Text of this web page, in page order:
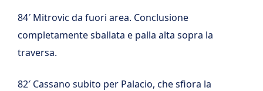
84′ Mitrovic da fuori area. Conclusione
completamente sballata e palla alta sopra la
traversa.
82′ Cassano subito per Palacio, che sfiora la